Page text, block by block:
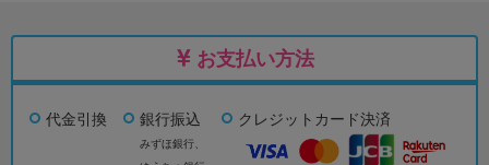
お支払い方法
代金引換 銀行振込
みずほ銀行、
クレジットカード決済